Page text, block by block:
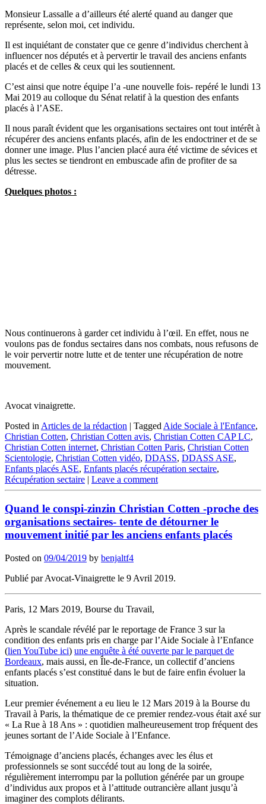
Monsieur Lassalle a d’ailleurs été alerté quand au danger que
représente, selon moi, cet individu.
Il est inquiétant de constater que ce genre d’individus cherchent à
influencer nos députés et à pervertir le travail des anciens enfants
placés et de celles & ceux qui les soutiennent.
C’est ainsi que notre équipe l’a -une nouvelle fois- repéré le lundi 13
Mai 2019 au colloque du Sénat relatif à la question des enfants
placés à l’ASE.
Il nous paraît évident que les organisations sectaires ont tout intérêt à
récupérer des anciens enfants placés, afin de les endoctriner et de se
donner une image. Plus l’ancien placé aura été victime de sévices et
plus les sectes se tiendront en embuscade afin de profiter de sa
détresse.
Quelques photos :
Nous continuerons à garder cet individu à l’œil. En effet, nous ne
voulons pas de fondus sectaires dans nos combats, nous refusons de
le voir pervertir notre lutte et de tenter une récupération de notre
mouvement.
Avocat vinaigrette.
Posted in Articles de la rédaction | Tagged Aide Sociale à l'Enfance,
Christian Cotten, Christian Cotten avis, Christian Cotten CAP LC,
Christian Cotten internet, Christian Cotten Paris, Christian Cotten
Scientologie, Christian Cotten vidéo, DDASS, DDASS ASE,
Enfants placés ASE, Enfants placés récupération sectaire,
Récupération sectaire | Leave a comment
Quand le conspi-zinzin Christian Cotten -proche des
organisations sectaires- tente de détourner le
mouvement initié par les anciens enfants placés
Posted on 09/04/2019 by benjaltf4
Publié par Avocat-Vinaigrette le 9 Avril 2019.
Paris, 12 Mars 2019, Bourse du Travail,
Après le scandale révélé par le reportage de France 3 sur la
condition des enfants pris en charge par l’Aide Sociale à l’Enfance
(lien YouTube ici) une enquête à été ouverte par le parquet de
Bordeaux, mais aussi, en Île-de-France, un collectif d’anciens
enfants placés s’est constitué dans le but de faire enfin évoluer la
situation.
Leur premier événement a eu lieu le 12 Mars 2019 à la Bourse du
Travail à Paris, la thématique de ce premier rendez-vous était axé sur
« La Rue à 18 Ans » : quotidien malheureusement trop fréquent des
jeunes sortant de l’Aide Sociale à l’Enfance.
Témoignage d’anciens placés, échanges avec les élus et
professionnels se sont succédé tout au long de la soirée,
régulièrement interrompu par la pollution générée par un groupe
d’individus aux propos et à l’attitude outrancière allant jusqu’à
imaginer des complots délirants.